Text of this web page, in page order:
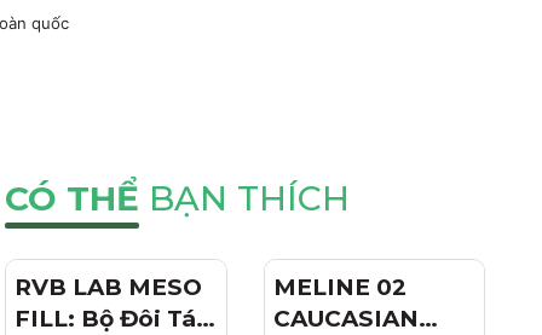
quốc
CÓ THỂ BẠN THÍCH
- 4%
RVB LAB MESO
FILL: Bộ Đôi Tái
MELINE 02
CAUCASIAN